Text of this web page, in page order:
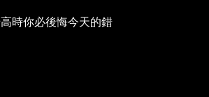
時你必後悔今天的錯